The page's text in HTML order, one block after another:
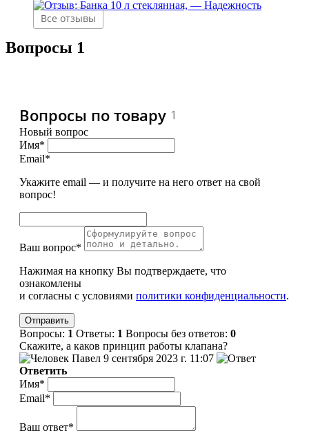
Все отзывы
Вопросы 1
Вопросы по товару 1
Новый вопрос
Имя*
Email*
Укажите email — и получите на него ответ на свой
вопрос!
Ваш вопрос*
Нажимая на кнопку Вы подтверждаете, что
ознакомлены
и согласны с условиями политики конфиденциальности.
Вопросы: 1 Ответы: 1 Вопросы без ответов: 0
Скажите, а каков принцип работы клапана?
Павел 9 сентября 2023 г. 11:07
Ответить
Имя*
Email*
Ваш ответ*